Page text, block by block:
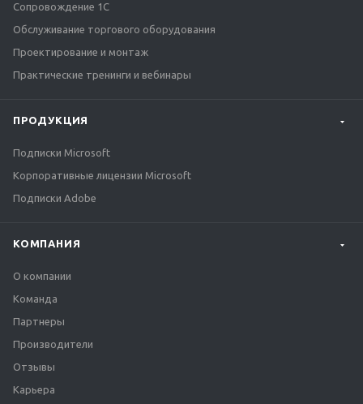
Сопровождение 1С
Обслуживание торгового оборудования
Проектирование и монтаж
Практические тренинги и вебинары
ПРОДУКЦИЯ
Подписки Microsoft
Корпоративные лицензии Microsoft
Подписки Adobe
КОМПАНИЯ
О компании
Команда
Партнеры
Производители
Отзывы
Карьера